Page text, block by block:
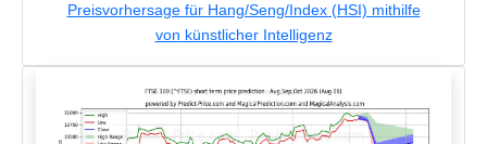
Preisvorhersage für Hang/Seng/Index (HSI) mithilfe
von künstlicher Intelligenz